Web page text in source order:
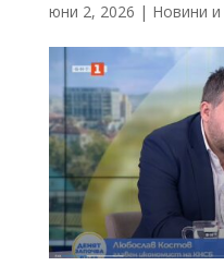
юни 2, 2026 | Новини